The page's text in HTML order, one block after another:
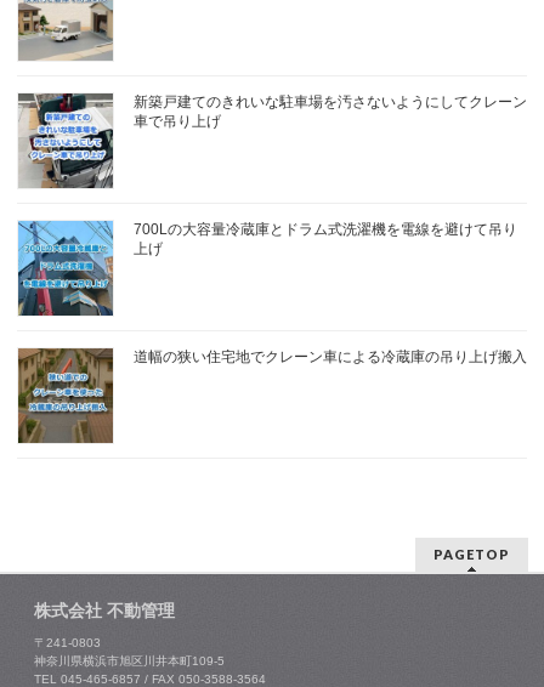
新築戸建てのきれいな駐車場を汚さないようにしてクレーン
車で吊り上げ
700Lの大容量冷蔵庫とドラム式洗濯機を電線を避けて吊り
上げ
道幅の狭い住宅地でクレーン車による冷蔵庫の吊り上げ搬入
PAGETOP
株式会社 不動管理
〒241-0803
神奈川県横浜市旭区川井本町109-5
TEL 045-465-6857 / FAX 050-3588-3564